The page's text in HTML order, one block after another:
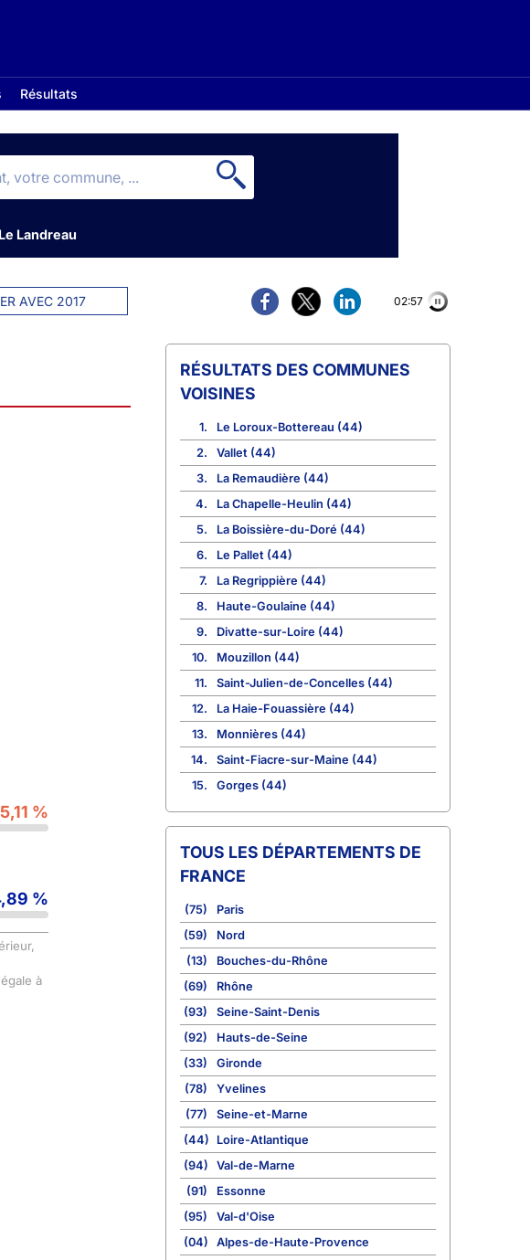
Résultats
Le Landreau
AVEC 2017 02:56
%
%
à
COMMUNES
VOISINES
1.
Le Loroux-Bottereau (44)
2.
Vallet (44)
3.
La Remaudière (44)
4.
La Chapelle-Heulin (44)
5.
La Boissière-du-Doré (44)
6.
Le Pallet (44)
7.
La Regrippière (44)
8.
Haute-Goulaine (44)
9.
Divatte-sur-Loire (44)
10.
Mouzillon (44)
11.
Saint-Julien-de-Concelles (44)
12.
La Haie-Fouassière (44)
13.
Monnières (44)
14.
Saint-Fiacre-sur-Maine (44)
15.
Gorges (44)
TOUS LES DÉPARTEMENTS DE
FRANCE
(75)
Paris
(59)
Nord
(13)
Bouches-du-Rhône
(69)
Rhône
(93)
Seine-Saint-Denis
(92)
Hauts-de-Seine
(33)
Gironde
(78)
Yvelines
(77)
Seine-et-Marne
(44)
Loire-Atlantique
(94)
Val-de-Marne
(91)
Essonne
(95)
Val-d'Oise
(04)
Alpes-de-Haute-Provence